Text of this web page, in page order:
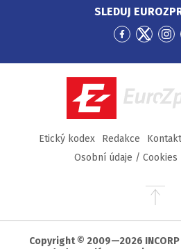
SLEDUJ
Přejít
Facebook
Přejít
Twitter
Etický kodex Redakce Kontakt
Osobní údaje / Cookies
Přejít
stránky
Copyright © 2009—2026 INCORP